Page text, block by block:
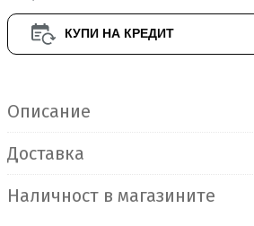
КУПИ НА КРЕДИТ
Описание
Доставка
Наличност в магазините